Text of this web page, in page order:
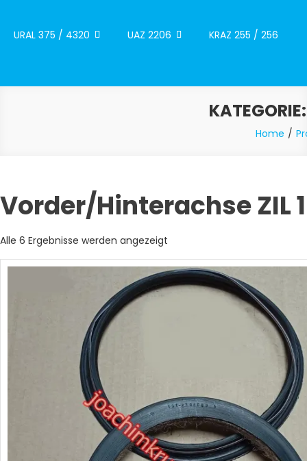
URAL 375 / 4320 UAZ 2206 KRAZ 255 / 256
Home
Vorder/Hinterachse ZIL
Alle 6 Ergebnisse werden angezeigt
Aktualität
sortiert